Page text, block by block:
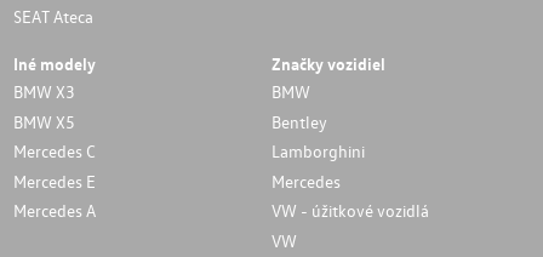
SEAT Ateca
Iné modely
BMW X3
BMW X5
Mercedes C
Mercedes E
Mercedes A
Značky vozidiel
BMW
Bentley
Lamborghini
Mercedes
VW - úžitkové vozidlá
VW